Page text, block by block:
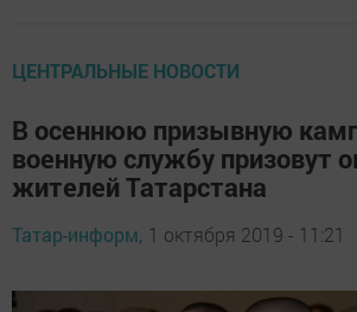
ЦЕНТРАЛЬНЫЕ НОВОСТИ
В осеннюю призывную
военную службу призовут
жителей Татарстана
Татар-информ, 1 октября 2019 - 11:21